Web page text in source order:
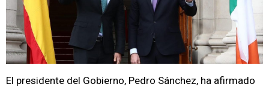
El presidente del Gobierno, Pedro Sánchez, ha afirmado